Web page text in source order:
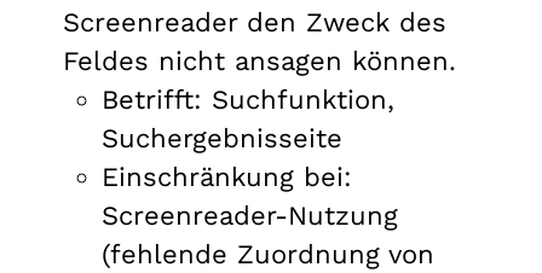
Screenreader den Zweck des
Feldes nicht ansagen können.
Betrifft: Suchfunktion,
Suchergebnisseite
Einschränkung bei:
Screenreader-Nutzung
(fehlende Zuordnung von